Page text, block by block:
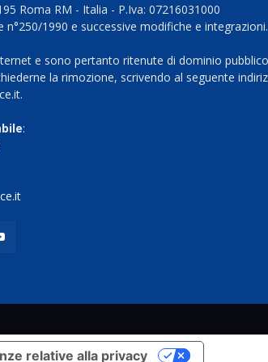
Roma RM - Italia - P.Iva: 07216031000
1990 e successive modifiche e integrazioni.
e sono pertanto ritenute di dominio
la rimozione, scrivendo al seguente
:
relative alla privacy